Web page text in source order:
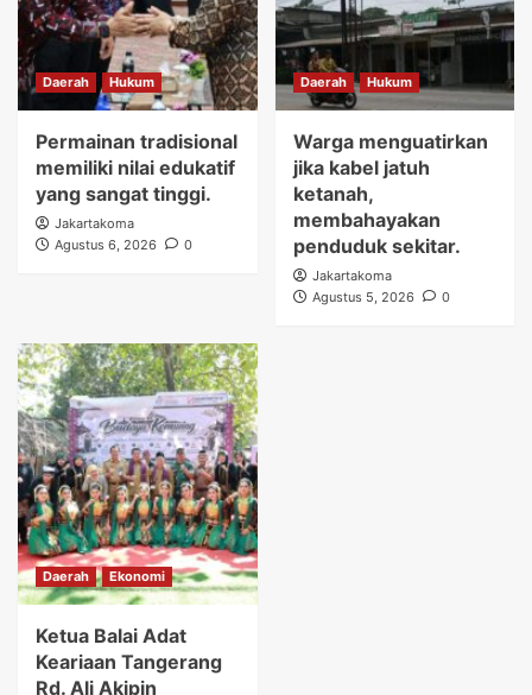
Daerah Hukum
Permainan tradisional
memiliki nilai edukatif
yang sangat tinggi.
Jakartakoma
Agustus 6, 2026
0
Daerah Hukum
Warga menguatirkan
jika kabel jatuh
ketanah,
membahayakan
penduduk sekitar.
Jakartakoma
Agustus 5, 2026
0
Daerah Ekonomi
Ketua Balai Adat
Keariaan Tangerang
Rd. Ali Akipin